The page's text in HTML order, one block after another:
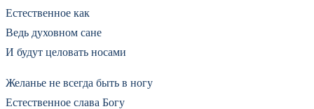
Естественное как
Ведь духовном сане
И будут целовать носами
Желанье не всегда быть в ногу
Естественное слава Богу